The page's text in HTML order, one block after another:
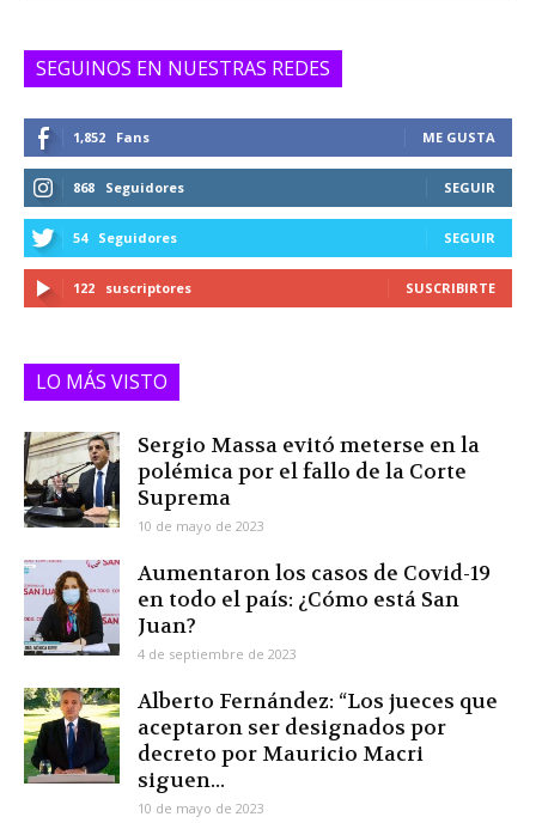
SEGUINOS EN NUESTRAS REDES
1,852 Fans ME GUSTA
868 Seguidores SEGUIR
54 Seguidores SEGUIR
122 suscriptores SUSCRIBIRTE
LO MÁS VISTO
Sergio Massa evitó meterse en la
polémica por el fallo de la Corte
Suprema
10 de mayo de 2023
Aumentaron los casos de Covid-19
en todo el país: ¿Cómo está San
Juan?
4 de septiembre de 2023
Alberto Fernández: “Los jueces que
aceptaron ser designados por
decreto por Mauricio Macri
siguen...
10 de mayo de 2023